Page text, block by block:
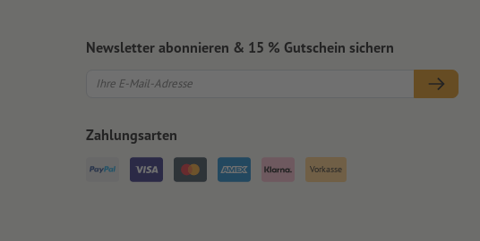
Newsletter abonnieren & 15 % Gutschein sichern
Zahlungsarten
Vorkasse